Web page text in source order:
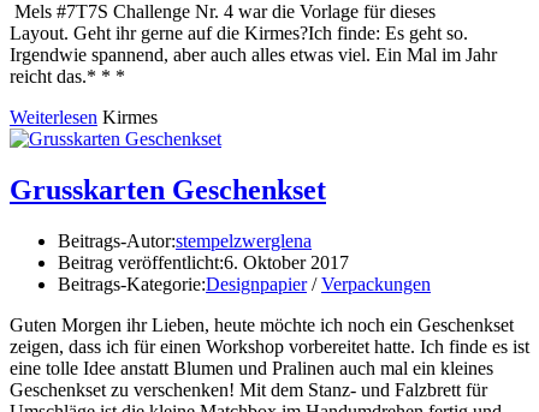
Mels #7T7S Challenge Nr. 4 war die Vorlage für dieses
Layout. Geht ihr gerne auf die Kirmes?Ich finde: Es geht so.
Irgendwie spannend, aber auch alles etwas viel. Ein Mal im Jahr
reicht das.* * *
Weiterlesen Kirmes
Grusskarten Geschenkset
Beitrags-Autor:stempelzwerglena
Beitrag veröffentlicht:6. Oktober 2017
Beitrags-Kategorie:Designpapier / Verpackungen
Guten Morgen ihr Lieben, heute möchte ich noch ein Geschenkset
zeigen, dass ich für einen Workshop vorbereitet hatte. Ich finde es ist
eine tolle Idee anstatt Blumen und Pralinen auch mal ein kleines
Geschenkset zu verschenken! Mit dem Stanz- und Falzbrett für